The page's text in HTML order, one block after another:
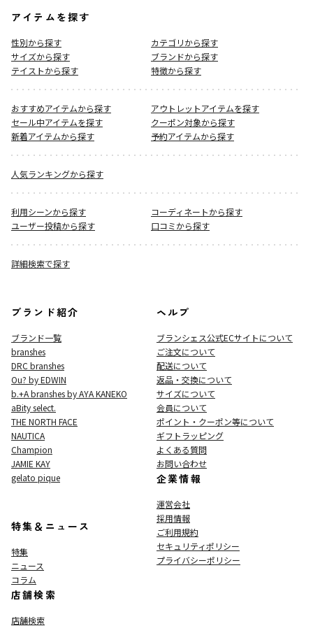
アイテムを探す
性別から探す
カテゴリから探す
サイズから探す
ブランドから探す
テイストから探す
特徴から探す
おすすめアイテムから探す
アウトレットアイテムを探す
セール中アイテムを探す
クーポン対象から探す
新着アイテムから探す
予約アイテムから探す
人気ランキングから探す
利用シーンから探す
コーディネートから探す
ユーザー投稿から探す
口コミから探す
詳細検索で探す
ブランド紹介
ブランド一覧
branshes
DRC branshes
Ou? by EDWIN
b.+A branshes by AYA KANEKO
aBity select.
THE NORTH FACE
NAUTICA
Champion
JAMIE KAY
gelato pique
特集＆ニュース
特集
ニュース
コラム
店舗検索
店舗検索
ヘルプ
ブランシェス公式ECサイトについて
ご注文について
配送について
返品・交換について
サイズについて
会員について
ポイント・クーポン等について
ギフトラッピング
よくある質問
お問い合わせ
企業情報
運営会社
採用情報
ご利用規約
セキュリティポリシー
プライバシーポリシー